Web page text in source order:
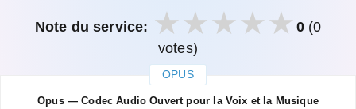
Note du service: 0(0
votes)
OPUS
Opus — Codec Audio Ouvert pour la Voix et la Musique